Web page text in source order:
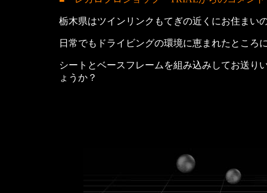
栃木県はツインリンクもてぎの近くにお住まい
日常でもドライビングの環境に恵まれたところ
シートとベースフレームを組み込みしてお送り
ょうか？